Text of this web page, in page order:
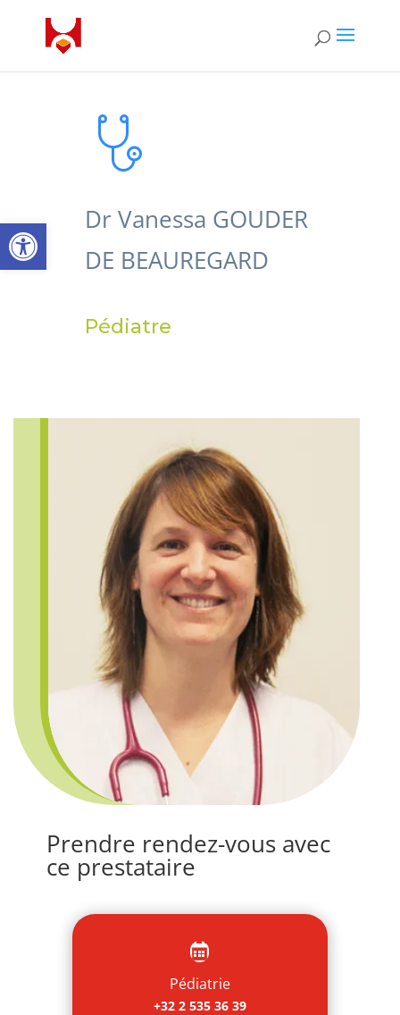
Ouvrir la barre d’outilsDr Vanessa GOUDER
DE BEAUREGARD
Pédiatre
Prendre rendez-vous avec
ce prestataire

Pédiatrie
+32 2 535 36 39